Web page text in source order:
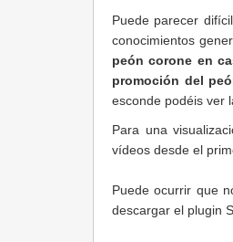
Puede parecer
conocimientos
peón corone en
promoción del
esconde podéis ver
Para una
vídeos desde el
Puede ocurrir que
descargar el plugin